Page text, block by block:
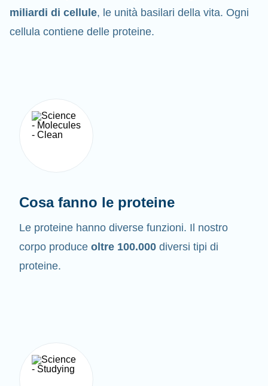
miliardi di cellule, le unità basilari della vita. Ogni
cellula contiene delle proteine.
Cosa fanno le proteine
Le proteine hanno diverse funzioni. Il nostro
corpo produce oltre 100.000 diversi tipi di
proteine.